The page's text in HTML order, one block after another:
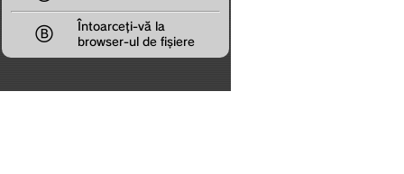

Întoarceți-vă la
browser-ul de fișiere